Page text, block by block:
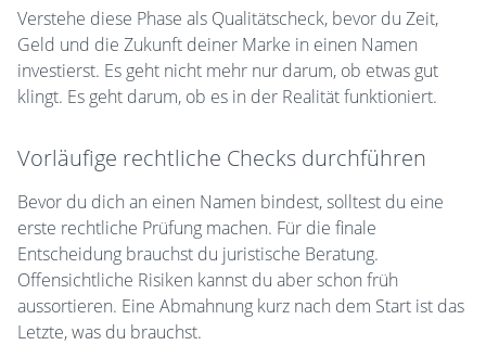
Verstehe diese Phase als Qualitätscheck, bevor du Zeit,
Geld und die Zukunft deiner Marke in einen Namen
investierst. Es geht nicht mehr nur darum, ob etwas gut
klingt. Es geht darum, ob es in der Realität funktioniert.
Vorläufige rechtliche Checks durchführen
Bevor du dich an einen Namen bindest, solltest du eine
erste rechtliche Prüfung machen. Für die finale
Entscheidung brauchst du juristische Beratung.
Offensichtliche Risiken kannst du aber schon früh
aussortieren. Eine Abmahnung kurz nach dem Start ist das
Letzte, was du brauchst.